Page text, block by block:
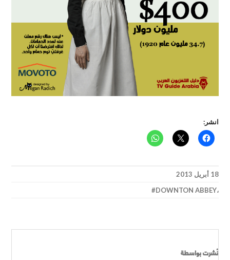
انشر:
18 أبريل 2013
DOWNTON ABBEY،
نُشرت بواسطة